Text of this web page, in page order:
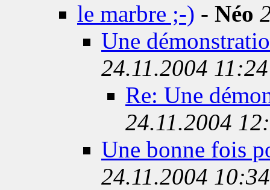
le marbre ;-) - Néo
Une
24.11.2004 11:24
Re: Une
24.11.2004
Une bonne fois
24.11.2004 10:34